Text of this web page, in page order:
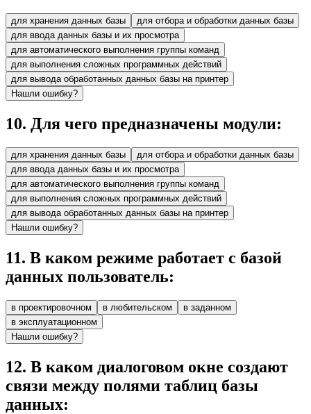
для хранения данных базы
для отбора и обработки данных базы
для ввода данных базы и их просмотра
для автоматического выполнения группы команд
для выполнения сложных программных действий
для вывода обработанных данных базы на принтер
Нашли ошибку?
10. Для чего предназначены модули:
для хранения данных базы
для отбора и обработки данных базы
для ввода данных базы и их просмотра
для автоматического выполнения группы команд
для выполнения сложных программных действий
для вывода обработанных данных базы на принтер
Нашли ошибку?
11. В каком режиме работает с базой
данных пользователь:
в проектировочном в любительском
в заданном
в эксплуатационном
Нашли ошибку?
12. В каком диалоговом окне создают
связи между полями таблиц базы
данных: